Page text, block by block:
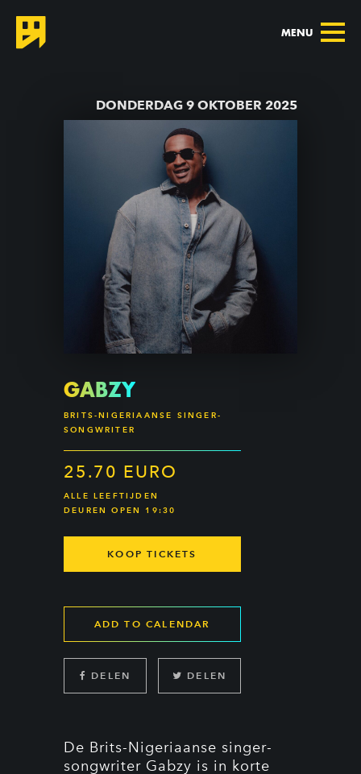
MENU
DONDERDAG 9 OKTOBER 2025
GABZY
BRITS-NIGERIAANSE SINGER-
SONGWRITER
25.70 EURO
ALLE LEEFTIJDEN
DEUREN OPEN 19:30
KOOP TICKETS
ADD TO CALENDAR
DELEN DELEN
De Brits-Nigeriaanse singer-
songwriter Gabzy is in korte